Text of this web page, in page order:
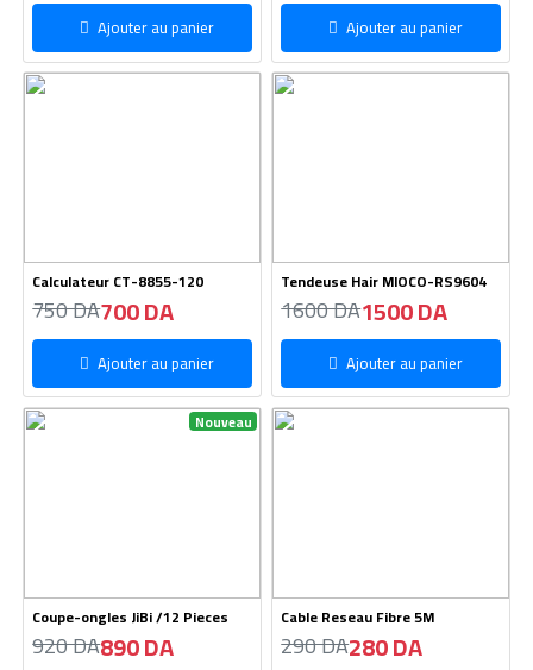
Ajouter au panier Ajouter au panier
Calculateur CT-8855-120
750 DA700 DA
Ajouter au panier
Tendeuse Hair MIOCO-RS9604
1600 DA1500 DA
Ajouter au panier
Nouveau
Coupe-ongles JiBi /12 Pieces
920 DA890 DA
Cable Reseau Fibre 5M
290 DA280 DA